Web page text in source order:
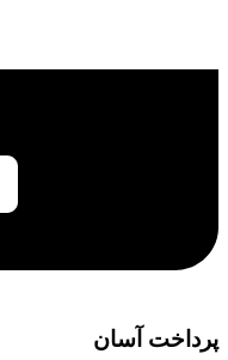
پرداخت آسان